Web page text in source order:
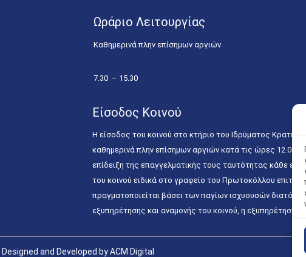
Ωράριο Λειτουργίας
Καθημερινά πλην επίσημων αργιών
7.30 – 15.30
Είσοδος Κοινού
Η είσοδος του κοινού στο κτήριο του Ιδρύματος
καθημερινά πλην επίσημων αργιών κατά τις ώρες 12.00
επίδειξη της επαγγελματικής τους ταυτότητας κάθε
του κοινού ειδικά στο γραφείο του Πρωτοκόλλου
πραγματοποιείται βάσει των παγίων ισχυουσών
εξυπηρέτησης και αναμονής του κοινού, η εξυπηρέτησή
Designed and Developed by ACM Digital